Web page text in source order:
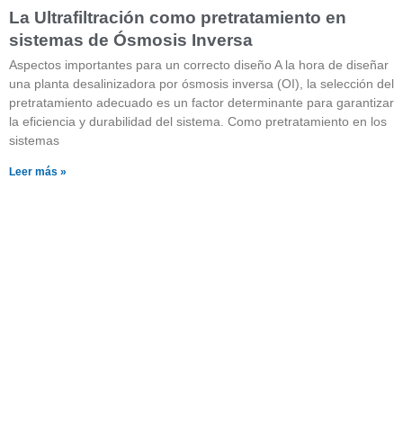
La Ultrafiltración como pretratamiento en
sistemas de Ósmosis Inversa
Aspectos importantes para un correcto diseño A la hora de diseñar
una planta desalinizadora por ósmosis inversa (OI), la selección del
pretratamiento adecuado es un factor determinante para garantizar
la eficiencia y durabilidad del sistema. Como pretratamiento en los
sistemas
Leer más »